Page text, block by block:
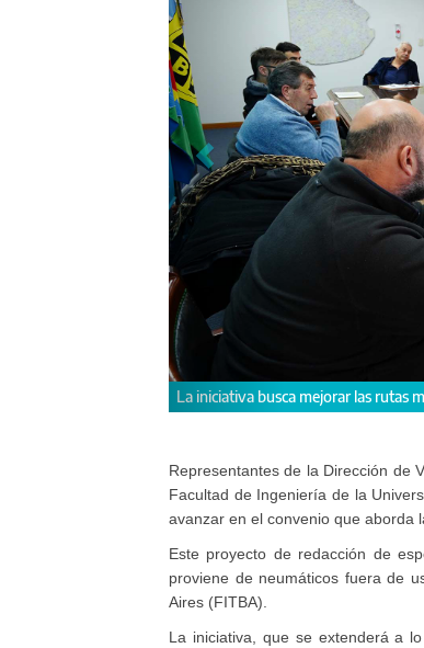
de neumáticos fuera de uso.
Representantes de la Dirección de
Facultad de Ingeniería de la
avanzar en el convenio que aborda
Este proyecto de redacción de
proviene de neumáticos fuera de
Aires (FITBA).
La iniciativa, que se extenderá a